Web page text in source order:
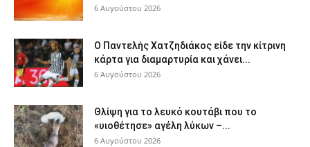
6 Αυγούστου 2026
Ο Παντελής Χατζηδιάκος είδε την κίτρινη
κάρτα για διαμαρτυρία και χάνει...
6 Αυγούστου 2026
Θλίψη για το λευκό κουτάβι που το
«υιοθέτησε» αγέλη λύκων –...
6 Αυγούστου 2026